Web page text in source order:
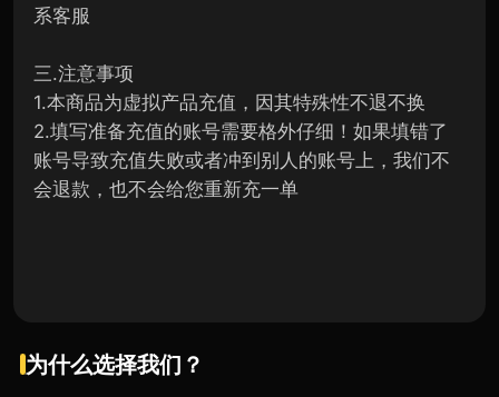
系客服
三.注意事项
1.本商品为虚拟产品充值，因其特殊性不退不换
2.填写准备充值的账号需要格外仔细！如果填错了
账号导致充值失败或者冲到别人的账号上，我们不
会退款，也不会给您重新充一单
为什么选择我们？